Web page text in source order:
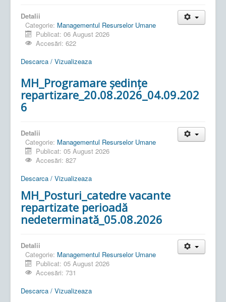
Detalii
Categorie: Managementul Resurselor Umane
Publicat: 06 August 2026
Accesări: 622
Descarca / Vizualizeaza
MH_Programare ședințe
repartizare_20.08.2026_04.09.202
6
Detalii
Categorie: Managementul Resurselor Umane
Publicat: 05 August 2026
Accesări: 827
Descarca / Vizualizeaza
MH_Posturi_catedre vacante
repartizate perioadă
nedeterminată_05.08.2026
Detalii
Categorie: Managementul Resurselor Umane
Publicat: 05 August 2026
Accesări: 731
Descarca / Vizualizeaza